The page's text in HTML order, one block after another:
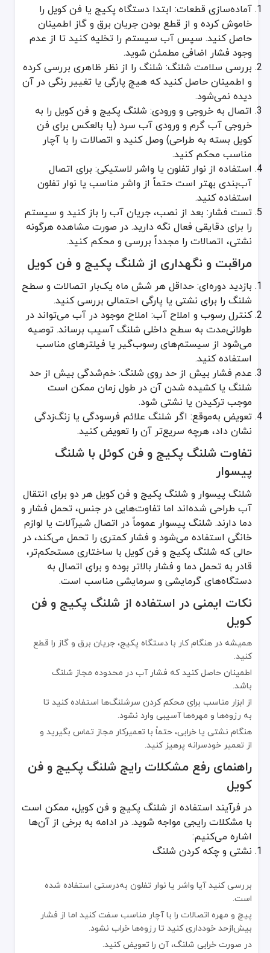
آماده‌سازی قطعات: ابتدا دستگاه پکیج یا فن کویل را
خاموش کرده و از قطع بودن جریان برق و گاز اطمینان
حاصل کنید. سپس آب سیستم را تخلیه کنید تا از عدم
وجود فشار اضافی مطمئن شوید.
بررسی سلامت شلنگ: شلنگ را از نظر ظاهری بررسی کرده
و اطمینان حاصل کنید که هیچ پارگی یا تغییر رنگی در آن
دیده نمی‌شود.
اتصال به خروجی و ورودی: شلنگ پکیج و فن کویل را به
خروجی آب گرم و ورودی آب سرد (یا بالعکس برای فن
کویل بسته به طراحی) وصل کنید و اتصالات را با آچار
مناسب محکم کنید.
استفاده از نوار تفلون یا واشر لاستیکی: برای اتصال
آب‌بندی بهتر است حتماً از واشر مناسب یا نوار تفلون
استفاده کنید.
تست فشار: بعد از نصب، جریان آب را باز کنید و سیستم
را برای دقایقی فعال نگه دارید. در صورت مشاهده هرگونه
نشتی، اتصالات را مجدداً بررسی و محکم کنید.
مراقبت و نگهداری از شلنگ پکیج و فن کویل
بازدید دوره‌ای: حداقل هر شش ماه یک‌بار اتصالات و سطح
شلنگ را برای نشتی یا پارگی احتمالی بررسی کنید.
کنترل رسوب و املاح آب: املاح موجود در آب می‌تواند در
طولانی‌مدت به سطح داخلی شلنگ آسیب برساند. توصیه
می‌شود از سیستم‌های رسوب‌گیر یا فیلترهای مناسب
استفاده کنید.
عدم فشار بیش از حد روی شلنگ: خم‌شدگی بیش از حد
شلنگ یا کشیده شدن آن در طول زمان ممکن است
موجب ترکیدن یا نشتی شود.
تعویض به‌موقع: اگر شلنگ علائم فرسودگی یا زنگ‌زدگی
نشان داد، هرچه سریع‌تر آن را تعویض کنید.
تفاوت شلنگ پکیج و فن کوئل با شلنگ
پیسوار
شلنگ پیسوار و شلنگ پکیج و فن کویل هر دو برای انتقال
آب طراحی شده‌اند اما تفاوت‌هایی در جنس، تحمل فشار و
دما دارند. شلنگ پیسوار عموماً در اتصال شیرآلات یا لوازم
خانگی استفاده می‌شود و فشار کمتری را تحمل می‌کند، در
حالی که شلنگ پکیج و فن کویل با ساختاری مستحکم‌تر،
قادر به تحمل دما و فشار بالاتر بوده و برای اتصال به
دستگاه‌های گرمایشی و سرمایشی مناسب است.
نکات ایمنی در استفاده از شلنگ پکیج و فن
کویل
همیشه در هنگام کار با دستگاه پکیج، جریان برق و گاز را قطع
کنید.
اطمینان حاصل کنید که فشار آب در محدوده مجاز شلنگ
باشد.
از ابزار مناسب برای محکم کردن سرشلنگ‌ها استفاده کنید تا
به رزوه‌ها و مهره‌ها آسیبی وارد نشود.
هنگام نشتی یا خرابی، حتماً با تعمیرکار مجاز تماس بگیرید و
از تعمیر خودسرانه پرهیز کنید.
راهنمای رفع مشکلات رایج شلنگ پکیج و فن
کویل
در فرآیند استفاده از شلنگ پکیج و فن کویل، ممکن است
با مشکلات رایجی مواجه شوید. در ادامه به برخی از آن‌ها
اشاره می‌کنیم:
نشتی و چکه کردن شلنگ
بررسی کنید آیا واشر یا نوار تفلون به‌درستی استفاده شده
است.
پیچ و مهره اتصالات را با آچار مناسب سفت کنید اما از فشار
بیش‌ازحد خودداری کنید تا رزوه‌ها خراب نشود.
در صورت خرابی شلنگ، آن را تعویض کنید.